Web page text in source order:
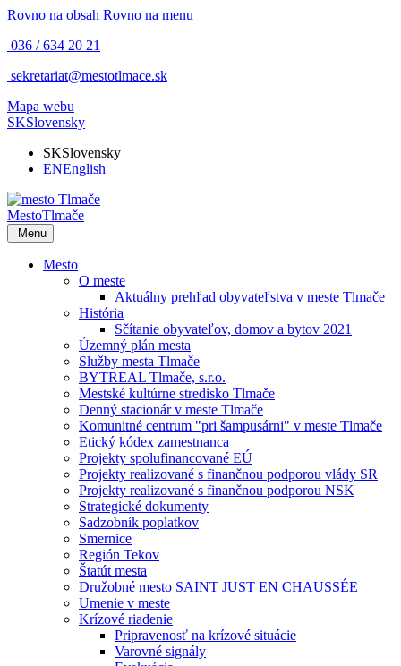
Rovno na obsah Rovno na menu
036 / 634 20 21
sekretariat@mestotlmace.sk
Mapa webu
SKSlovensky
SKSlovensky
ENEnglish
MestoTlmače
Menu
Mesto
O meste
Aktuálny prehľad obyvateľstva v meste Tlmače
História
Sčítanie obyvateľov, domov a bytov 2021
Územný plán mesta
Služby mesta Tlmače
BYTREAL Tlmače, s.r.o.
Mestské kultúrne stredisko Tlmače
Denný stacionár v meste Tlmače
Komunitné centrum "pri šampusárni" v meste Tlmače
Etický kódex zamestnanca
Projekty spolufinancované EÚ
Projekty realizované s finančnou podporou vlády SR
Projekty realizované s finančnou podporou NSK
Strategické dokumenty
Sadzobník poplatkov
Smernice
Región Tekov
Štatút mesta
Družobné mesto SAINT JUST EN CHAUSSÉE
Umenie v meste
Krízové riadenie
Pripravenosť na krízové situácie
Varovné signály